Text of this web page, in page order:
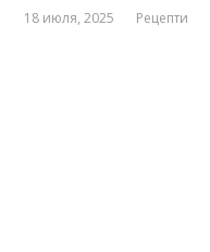
18 июля, 2025 Рецепти